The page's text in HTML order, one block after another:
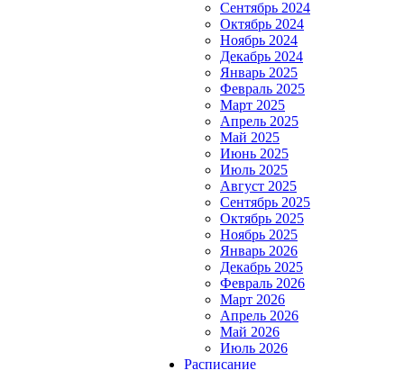
Сентябрь 2024
Октябрь 2024
Ноябрь 2024
Декабрь 2024
Январь 2025
Февраль 2025
Март 2025
Апрель 2025
Май 2025
Июнь 2025
Июль 2025
Август 2025
Сентябрь 2025
Октябрь 2025
Ноябрь 2025
Январь 2026
Декабрь 2025
Февраль 2026
Март 2026
Апрель 2026
Май 2026
Июль 2026
Расписание